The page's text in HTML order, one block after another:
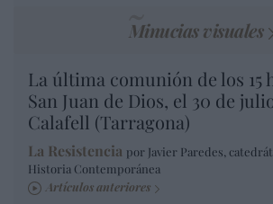
Minucias visuales
La última comunión de los 15
San Juan de Dios, el 30 de
Calafell (Tarragona)
La Resistencia por Javier Paredes,
Historia Contemporánea
Artículos anteriores